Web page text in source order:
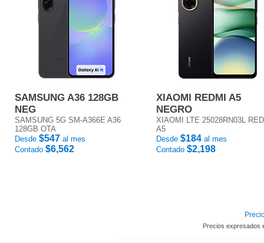
SAMSUNG A36 128GB
NEG
SAMSUNG 5G SM-A366E A36
128GB OTA
Desde $547 al mes
Contado $6,562
XIAOMI REDMI A5
NEGRO
XIAOMI LTE 25028RN03L
A5
Desde $184 al mes
Contado $2,198
Precios expresados